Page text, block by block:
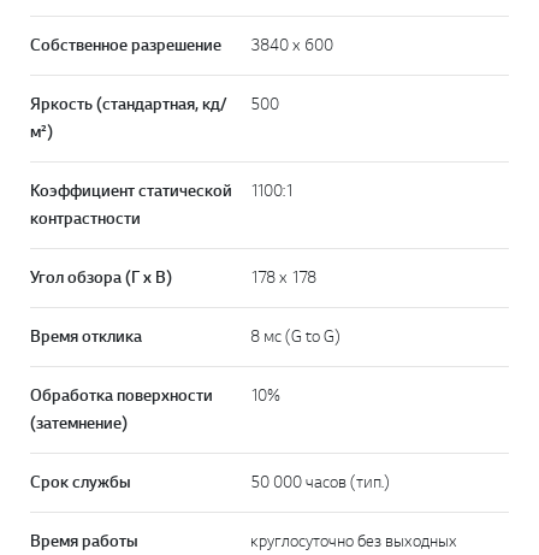
Собственное разрешение 3840 x 600
Яркость (стандартная, кд/
м²)
500
Коэффициент статической
контрастности
1100:1
Угол обзора (Г x В) 178 x 178
Время отклика 8 мс (G to G)
Обработка поверхности
(затемнение)
10%
Срок службы 50 000 часов (тип.)
Время работы круглосуточно без выходных